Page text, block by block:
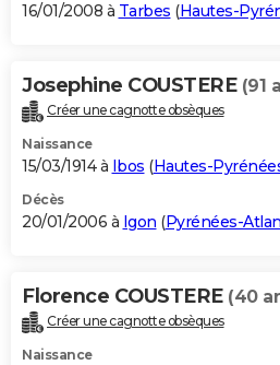
16/01/2008 à Tarbes (Hautes-
Josephine COUSTERE (91
Créer une cagnotte obsèques
Naissance
15/03/1914 à Ibos (Hautes-
Décès
20/01/2006 à Igon (Pyrénées-
Florence COUSTERE (40
Créer une cagnotte obsèques
Naissance